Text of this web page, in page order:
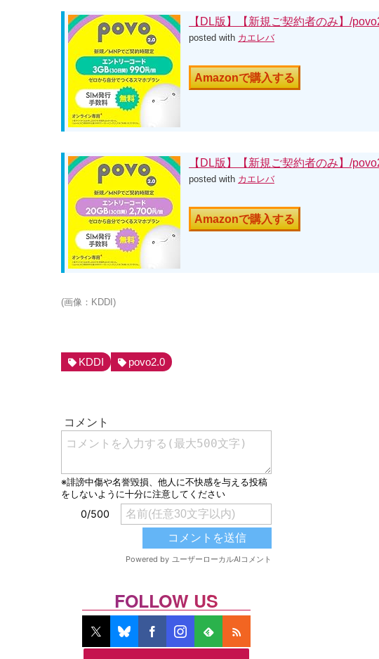
【DL版】【新規ご契約者のみ】/
posted with カエレバ
Amazonで購入する
【DL版】【新規ご契約者のみ】/
posted with カエレバ
Amazonで購入する
(画像：KDDI)
KDDI povo2.0
FOLLOW US